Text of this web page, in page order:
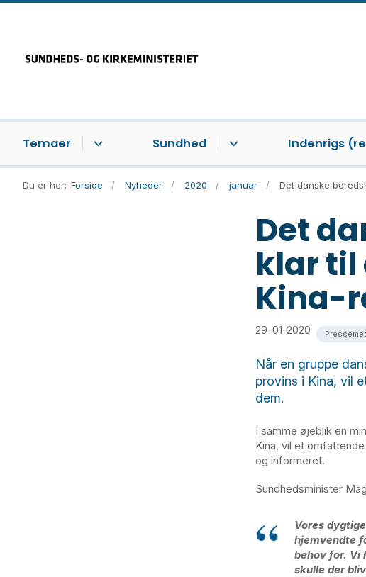
Temaer Sundhed Indenrigs
Du er her: Forside Nyheder 2020 januar Det danske
Det
klar til
Kina-
29-01-2020
Når en gruppe
provins i Kina, vil
dem.
I samme øjeblik en
Kina, vil et
og informeret.
Sundhedsminister
Vores
hjemvendte
behov for. Vi
skulle der